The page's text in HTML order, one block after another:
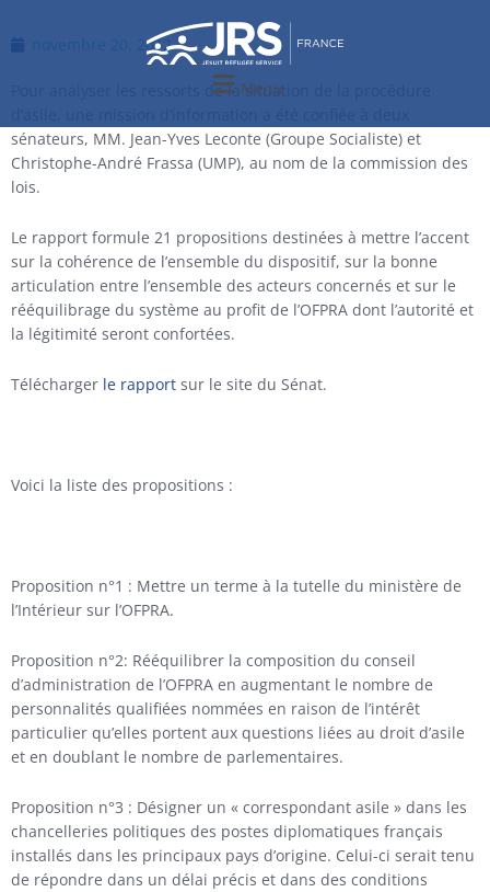
Menu
novembre 20, 2012
Pour analyser les ressorts de la situation de la procédure
sénateurs, MM. Jean-Yves Leconte (Groupe Socialiste) et
Christophe-André Frassa (UMP), au nom de la commission des
lois.
Le rapport formule 21 propositions destinées à mettre l’accent
sur la cohérence de l’ensemble du dispositif, sur la bonne
articulation entre l’ensemble des acteurs concernés et sur le
rééquilibrage du système au profit de l’OFPRA dont l’autorité et
la légitimité seront confortées.
Télécharger le rapport sur le site du Sénat.
Voici la liste des propositions :
Proposition n°1 : Mettre un terme à la tutelle du ministère de
l’Intérieur sur l’OFPRA.
Proposition n°2: Rééquilibrer la composition du conseil
d’administration de l’OFPRA en augmentant le nombre de
personnalités qualifiées nommées en raison de l’intérêt
particulier qu’elles portent aux questions liées au droit d’asile
et en doublant le nombre de parlementaires.
Proposition n°3 : Désigner un « correspondant asile » dans les
chancelleries politiques des postes diplomatiques français
installés dans les principaux pays d’origine. Celui-ci serait tenu
de répondre dans un délai précis et dans des conditions